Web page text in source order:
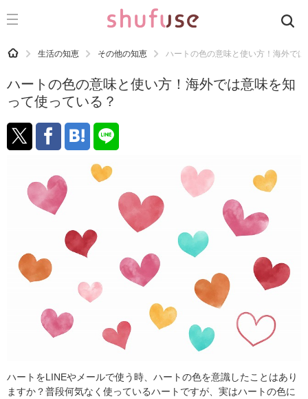
CATEGORY 記事カテゴリ
運気
洗濯
生活の知恵
掃除
食材辞典
HOME 生活の知恵 その他の知恵 ハートの色の意味と使い方！海外で
ハートの色の意味と使い方！海外では意味を知
って使っている？
ハートをLINEやメールで使う時、ハートの色を意識したことはあり
ますか？普段何気なく使っているハートですが、実はハートの色に